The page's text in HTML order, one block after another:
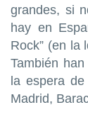
grandes, si
hay en
Rock” (en la
También
la espera
Madrid,